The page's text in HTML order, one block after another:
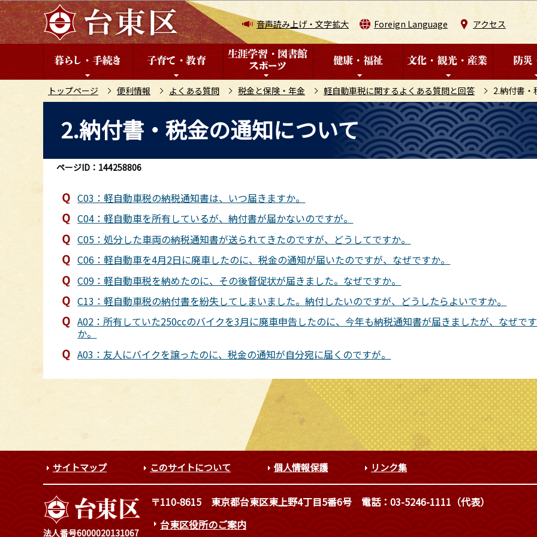
こ
の
ペ
音声読み上げ・文字拡大 Foreign Language アクセス
トップページ 便利情報 よくある質問 税金と保険・年金 軽自動車税に関するよくある質問と回答 2.納付書・
こ
2.納付書・税金の通知について
ページID：144258806
C03：軽自動車税の納税通知書は、いつ届きますか。
C04：軽自動車を所有しているが、納付書が届かないのですが。
C05：処分した車両の納税通知書が送られてきたのですが、どうしてですか。
C06：軽自動車を4月2日に廃車したのに、税金の通知が届いたのですが、なぜですか。
C09：軽自動車税を納めたのに、その後督促状が届きました。なぜですか。
C13：軽自動車税の納付書を紛失してしまいました。納付したいのですが、どうしたらよいですか。
A02：所有していた250ccのバイクを3月に廃車申告したのに、今年も納税通知書が届きましたが、なぜです
か。
A03：友人にバイクを譲ったのに、税金の通知が自分宛に届くのですが。
サイトマップ このサイトについて 個人情報保護 リンク集
法人番号6000020131067
〒110-8615 東京都台東区東上野4丁目5番6号
電話：03-5246-1111（代表）
台東区役所のご案内